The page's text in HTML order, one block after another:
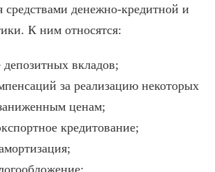
средствами денежно-кредитной и
К ним относятся:
депозитных вкладов;
за реализацию некоторых
ценам;
кредитование;